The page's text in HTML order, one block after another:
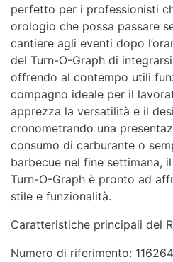
perfetto per i professionisti
orologio che possa passare
cantiere agli eventi dopo
del Turn-O-Graph di
offrendo al contempo utili
compagno ideale per il
apprezza la versatilità e il
cronometrando una
consumo di carburante o
barbecue nel fine settimana,
Turn-O-Graph è pronto ad
stile e funzionalità.
Caratteristiche principali del
Numero di riferimento: